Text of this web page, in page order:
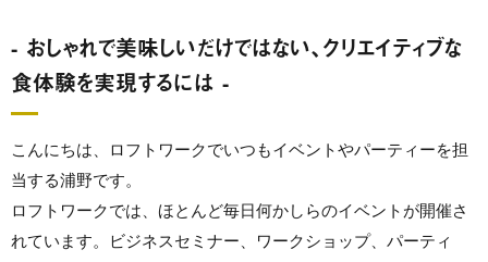
- おしゃれで美味しいだけではない、クリエイティブな
食体験を実現するには -
こんにちは、ロフトワークでいつもイベントやパーティーを担
当する浦野です。
ロフトワークでは、ほとんど毎日何かしらのイベントが開催さ
れています。ビジネスセミナー、ワークショップ、パーティ